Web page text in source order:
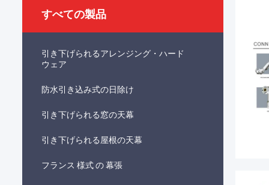
すべての製品
引き下げられるアレンジング・ハード
ウェア
防水引き込み式の日除け
引き下げられる窓の天幕
引き下げられる屋根の天幕
フランス 様式 の 幕張